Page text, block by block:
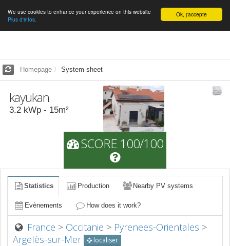
English Ok, j'accepte
We use cookies to enhance your experience on this website
Plus d'infos.
Homepage System sheet
kayukan
3.2 kWp - 15m²
SCORE 100/100
Statistics Production Nearby PV systems
Evènements How does it work?
France > Occitanie > Pyrenees-Orientales >
Argelès-sur-Mer
localiser